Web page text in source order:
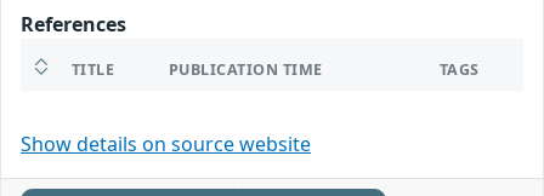
References
TITLE PUBLICATION TIME TAGS
Show details on source website